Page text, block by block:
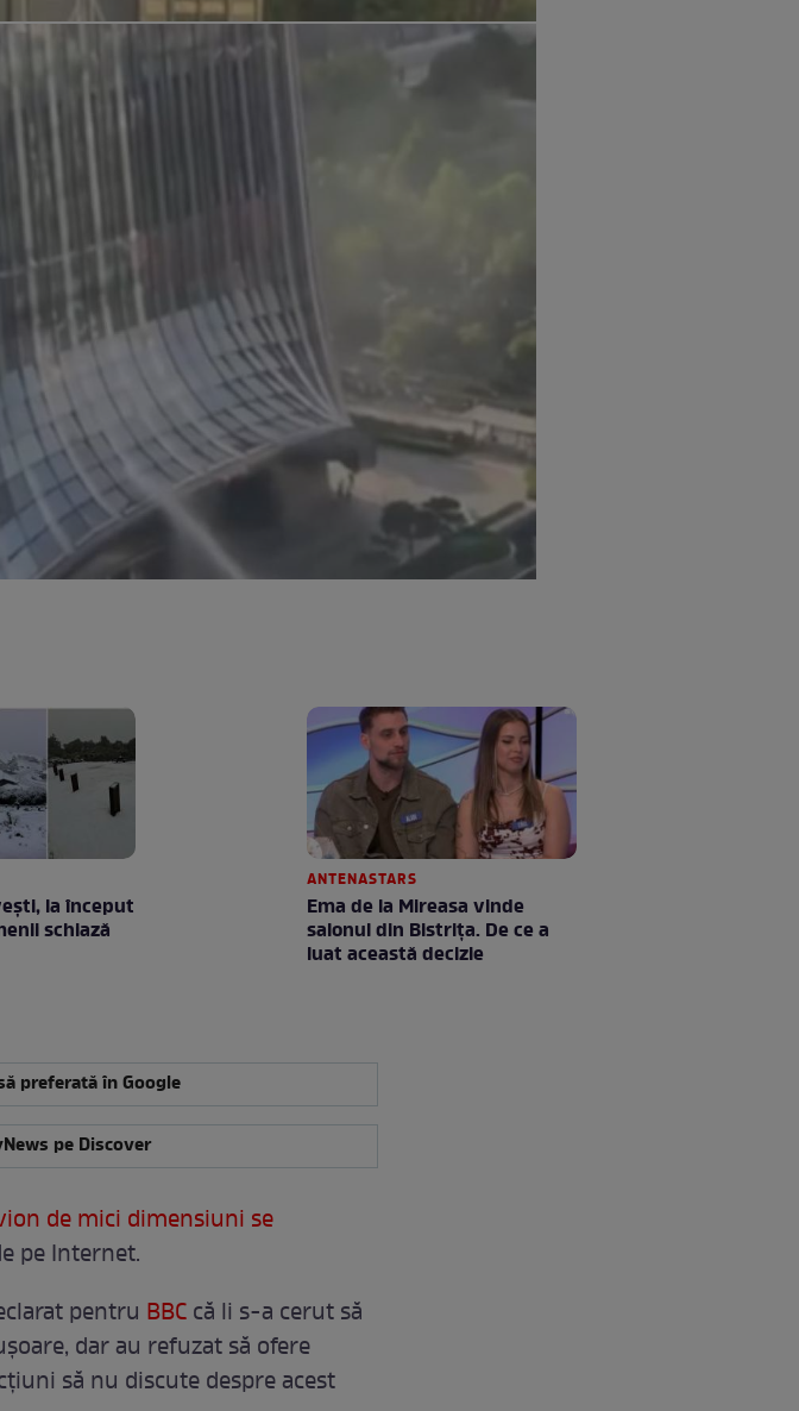
la început
ANTENASTARS
Ema de la Mireasa vinde
salonul din Bistrița. De ce a
luat această decizie
preferată în Google
pe Discover
de mici dimensiuni se
pe Internet.
pentru BBCcă li s-a cerut să
dar au refuzat să ofere
să nu discute despre acest